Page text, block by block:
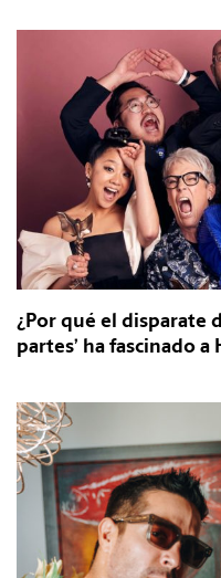
¿Por qué el disparate
partes’ ha fascinado